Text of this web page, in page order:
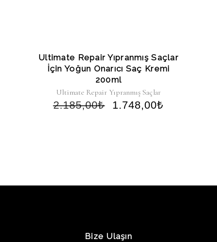
-20%
Ultimate Repair Yıpranmış Saçlar
İçin Yoğun Onarıcı Saç Kremi
200ml
Ultimate Repair Yıpranmış Saçlar
2.185,00₺ 1.748,00₺
Bize Ulaşın